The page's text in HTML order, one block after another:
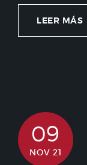
LEER MÁS
09
NOV 21